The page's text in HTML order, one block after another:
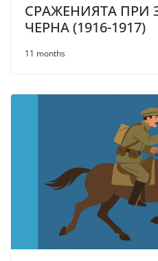
СРАЖЕНИЯТА ПРИ
ЧЕРНА (1916-1917)
11 months